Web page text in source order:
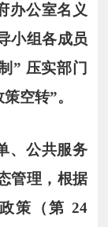
办公室名义
小组各成员
” 压实部门
空转”。
、公共服务
管理，根据
策（第 24